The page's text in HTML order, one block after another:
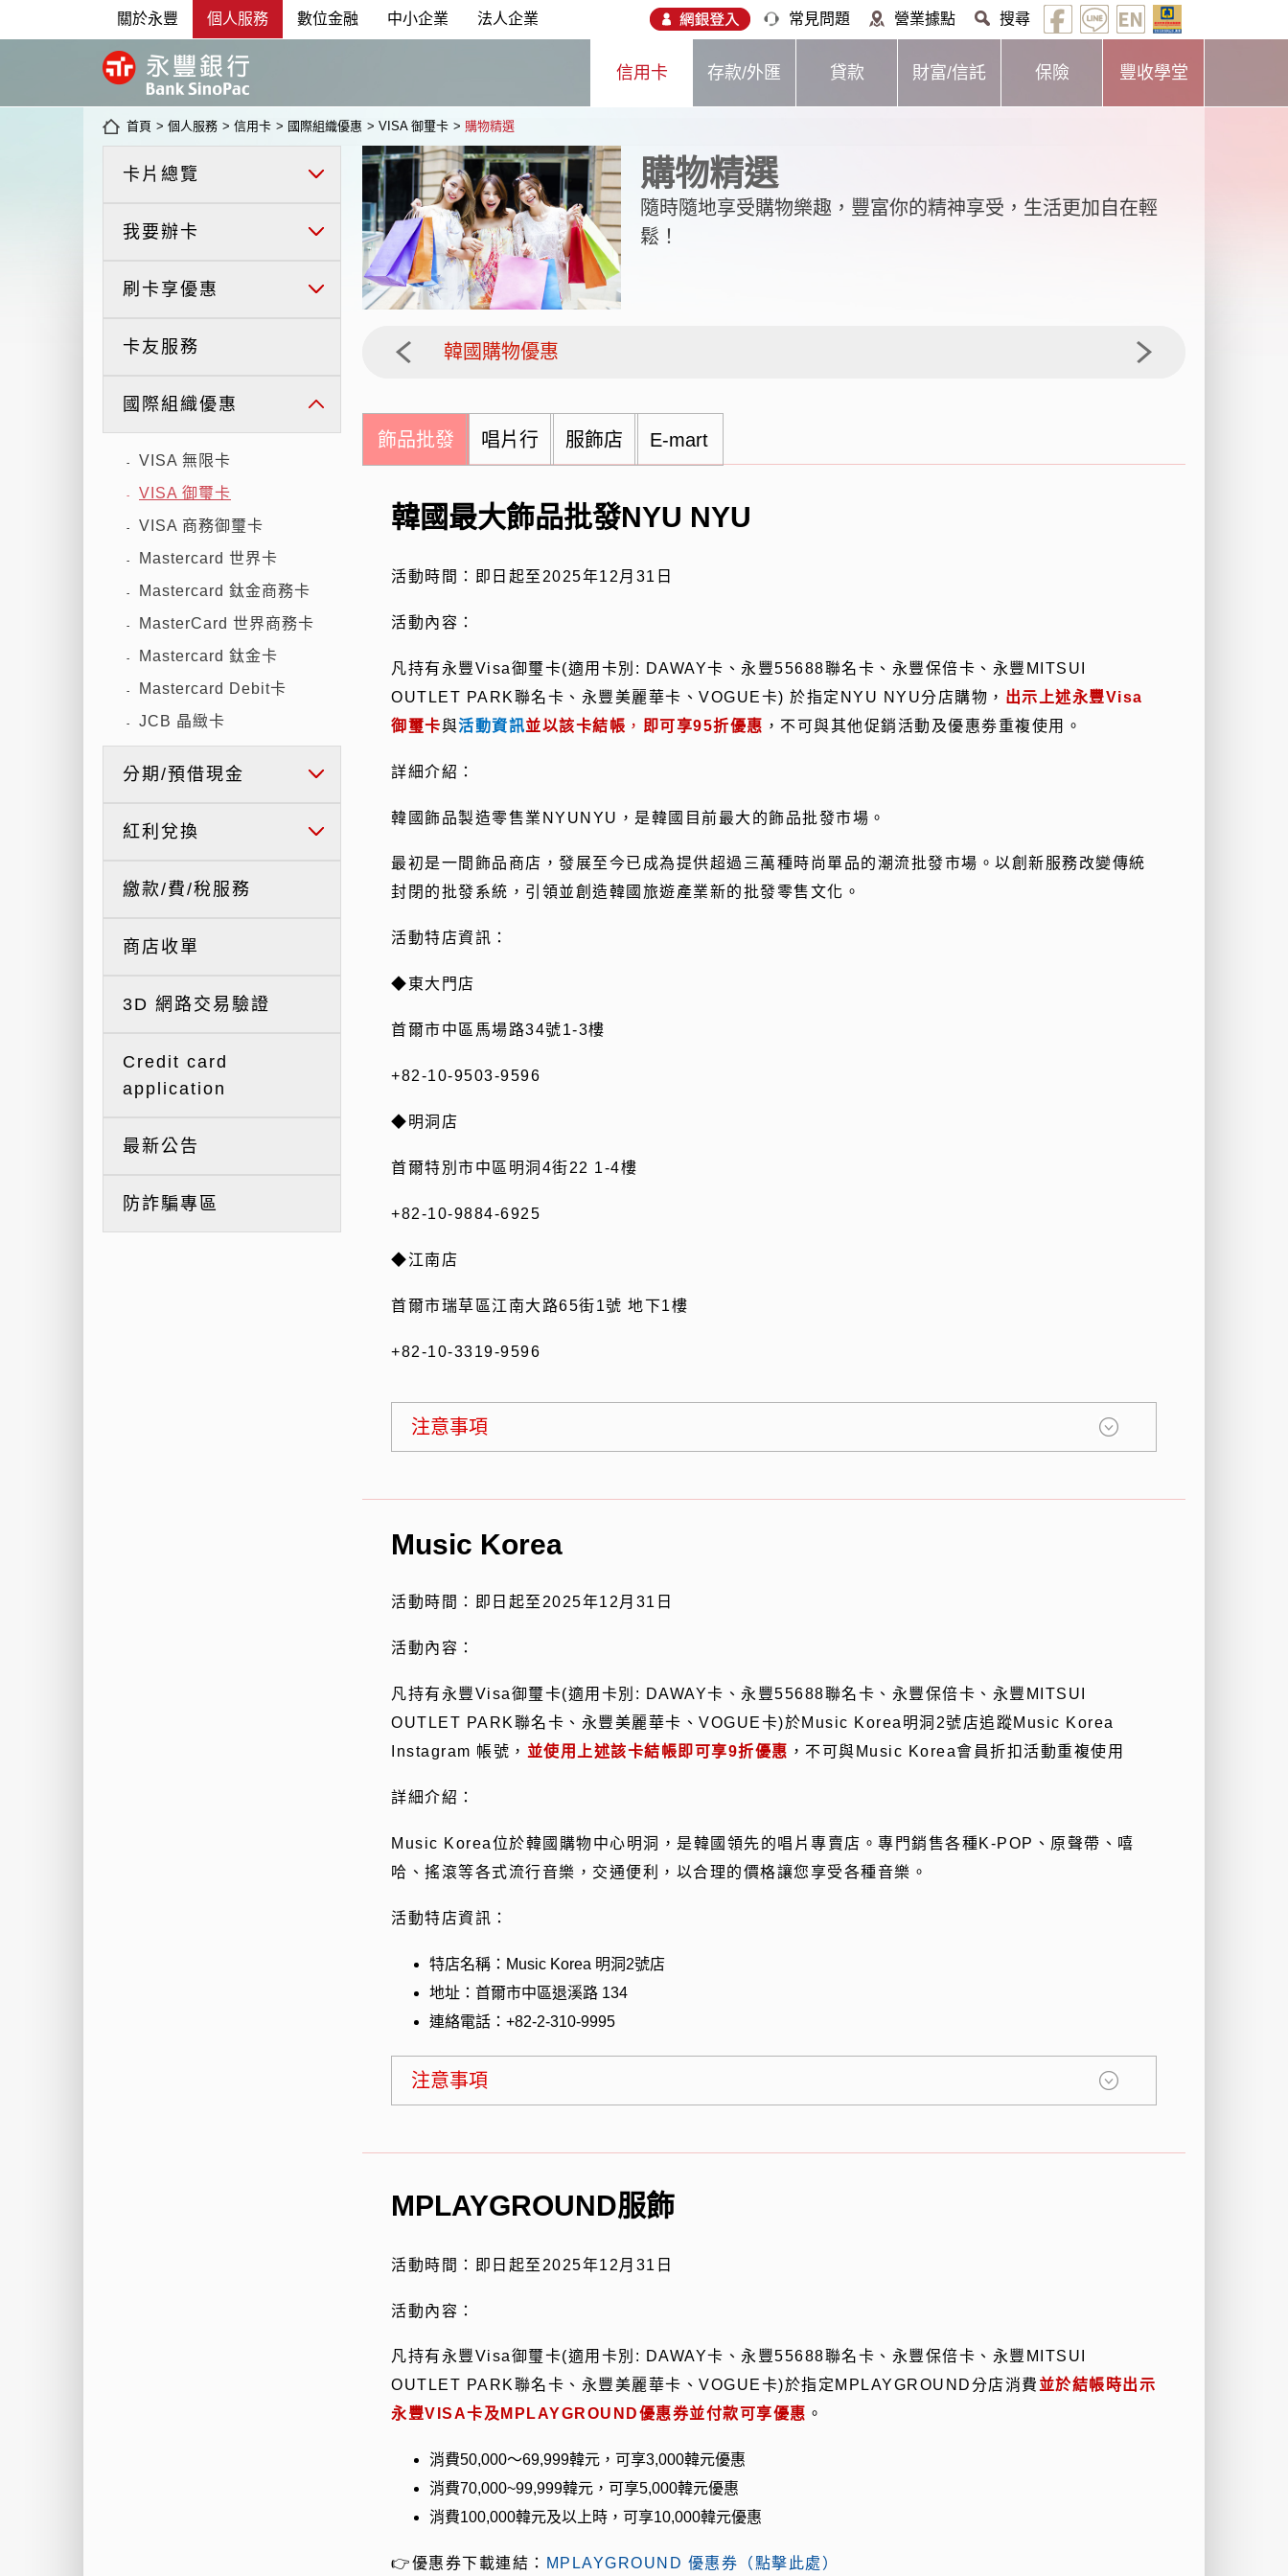
關於永豐 個人服務 數位金融 中小企業 法人企業 常見問題 營業據點 搜尋
信用卡 存款/外匯 貸款 財富/信託 保險 豐收學堂
首頁 > 個人服務 > 信用卡 > 國際組織優惠 > VISA 御璽卡 > 購物精選
卡片總覽
我要辦卡
刷卡享優惠
卡友服務
國際組織優惠
- VISA 無限卡
- VISA 御璽卡
- VISA 商務御璽卡
- Mastercard 世界卡
- Mastercard 鈦金商務卡
- MasterCard 世界商務卡
- Mastercard 鈦金卡
- Mastercard Debit卡
- JCB 晶緻卡
分期/預借現金
紅利兌換
繳款/費/稅服務
商店收單
3D 網路交易驗證
Credit card
application
最新公告
防詐騙專區
購物精選
隨時隨地享受購物樂趣，豐富你的精神享受，生活更加自在輕
鬆！
韓國購物優惠
飾品批發 唱片行 服飾店 E-mart
韓國最大飾品批發NYU NYU
活動時間：即日起至 2025年12 月 31 日
活動內容：
凡持有永豐Visa御璽卡(適用卡別 : DAWAY卡、永豐55688聯名卡、永豐保倍卡、永豐 MITSUI
OUTLET PARK聯名卡、永豐美麗華卡、VOGUE卡) 於指定 NYU NYU分店購物， 出示上述永豐Visa
御璽卡與活動資訊並以該卡結帳 ， 即可享95折優惠 ， 不可與其他促銷活動及優惠劵重複使用。
詳細介紹：
韓國飾品製造零售業 NYUNYU ，是韓國目前最大的飾品批發市場。
最初是一間飾品商店，發展至今已成為提供超過三萬種時尚單品的潮流批發市場。以創新服務改變傳統
封閉的批發系統，引領並創造韓國旅遊產業新的批發零售文化。
活動特店資訊：
◆東大門店
首爾市中區馬場路34號1-3樓
+82-10-9503-9596
◆明洞店
首爾特別市中區明洞 4街22 1-4樓
+82-10-9884-6925
◆江南店
首爾市瑞草區江南大路65街1號 地下1樓
+82-10-3319-9596
注意事項
Music Korea
活動時間：即日起至 2025年12 月 31 日
活動內容：
凡持有永豐Visa御璽卡(適用卡別 : DAWAY卡、永豐55688聯名卡、永豐保倍卡、永豐 MITSUI
OUTLET PARK聯名卡、永豐美麗華卡、VOGUE卡)於Music Korea 明洞 2號店追蹤Music Korea
Instagram 帳號， 並使用上述該卡結帳即可享9折優惠 ，不可與 Music Korea會員折扣活動重複使用
詳細介紹：
Music Korea位於韓國購物中心明洞，是韓國領先的唱片專賣店。專門銷售各種K-POP 、原聲帶、嘻
哈、搖滾等各式流行音樂，交通便利，以合理的價格讓您享受各種音樂。
活動特店資訊：
特店名稱： Music Korea 明洞 2號店
地址：首爾市中區退溪路 134
連絡電話：+82-2-310-9995
注意事項
MPLAYGROUND服飾
活動時間：即日起至 2025年12 月 31 日
活動內容：
凡持有永豐Visa御璽卡(適用卡別 : DAWAY卡、永豐55688聯名卡、永豐保倍卡、永豐 MITSUI
OUTLET PARK聯名卡、永豐美麗華卡、VOGUE卡)於指定 MPLAYGROUND分店消費並於結帳時出示
永豐VISA卡及MPLAYGROUND優惠券並付款可享優惠 。
消費50,000～69,999韓元，可享3,000韓元優惠
消費70,000~99,999韓元，可享5,000韓元優惠
消費100,000韓元及以上時，可享10,000韓元優惠
👉優惠券下載連結： MPLAYGROUND 優惠券（點擊此處）